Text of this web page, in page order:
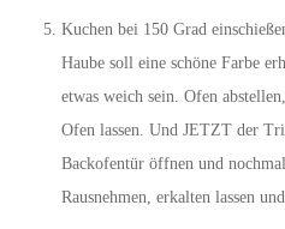
Kuchen bei 150 Grad
Haube soll eine schöne Farbe
etwas weich sein. Ofen
Ofen lassen. Und JETZT der
Backofentür öffnen und
Rausnehmen, erkalten lassen